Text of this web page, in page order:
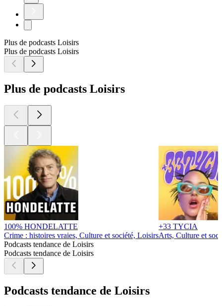
Plus de podcasts Loisirs
Plus de podcasts Loisirs
Plus de podcasts Loisirs
100% HONDELATTE
Crime : histoires vraies, Culture et société, Loisirs
+33 TYCIA
Arts, Culture et
Podcasts tendance de Loisirs
Podcasts tendance de Loisirs
Podcasts tendance de Loisirs